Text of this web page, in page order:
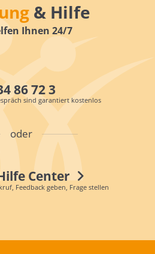
& Hilfe
Ihnen 24/7
86 72 3
sind garantiert kostenlos
oder
Center
Feedback geben, Frage stellen